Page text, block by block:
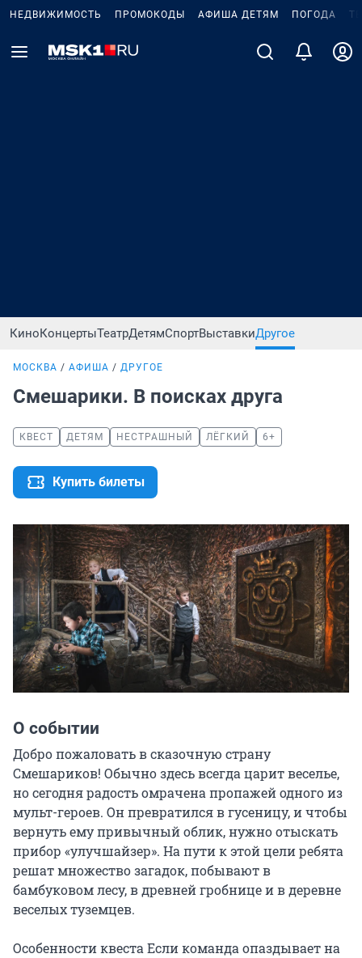
НЕДВИЖИМОСТЬ ПРОМОКОДЫ АФИША ДЕТЯМ ПОГОДА
КиноКонцертыТеатрДетямСпортВыставкиДругое
МОСКВА АФИША ДРУГОЕ
Смешарики. В поисках друга
КВЕСТ ДЕТЯМ НЕСТРАШНЫЙ ЛЁГКИЙ 6+
Купить билеты
О событии
Добро пожаловать в сказочную страну
Смешариков! Обычно здесь всегда царит веселье,
но сегодня радость омрачена пропажей одного из
мульт-героев. Он превратился в гусеницу, и чтобы
вернуть ему привычный облик, нужно отыскать
прибор «улучшайзер». На пути к этой цели ребята
решат множество загадок, побывают в
бамбуковом лесу, в древней гробнице и в деревне
веселых туземцев.
Особенности квеста Если команда опаздывает на